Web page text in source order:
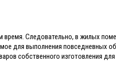
Следовательно, в жилых
для выполнения повседневных
собственного изготовления